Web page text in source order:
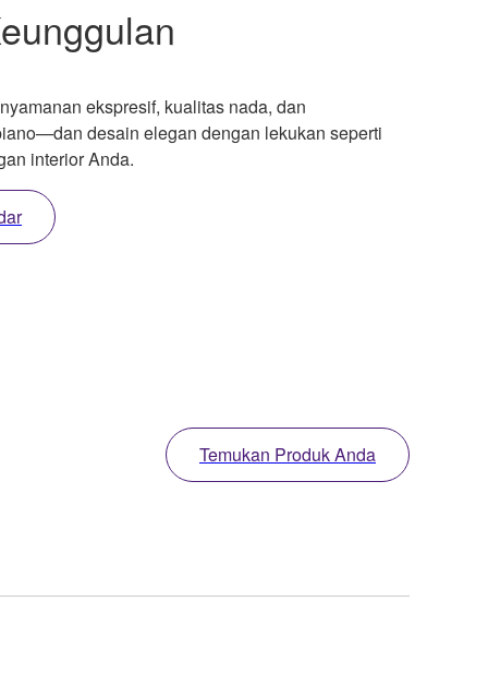
ekspresif, kualitas nada, dan
desain elegan dengan lekukan seperti
interior Anda.
Temukan Produk Anda